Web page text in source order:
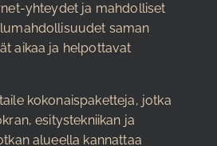
yhteydet ja mahdolliset
saman
aikaa ja helpottavat
kokonaispaketteja, jotka
esitystekniikan ja
alueella kannattaa